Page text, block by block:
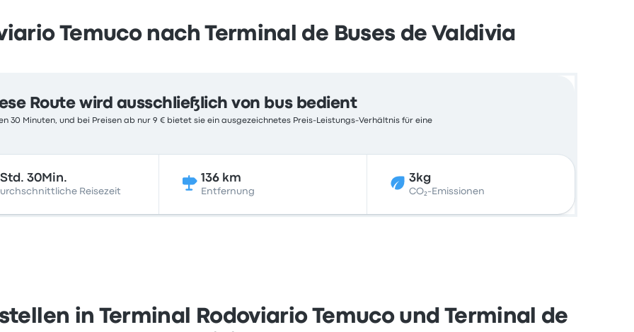
Temuco nach Terminal de Buses de Valdivia
Route wird ausschließlich von bus bedient
30 Minuten, und bei Preisen ab nur 9 € bietet sie ein ausgezeichnetes Preis-Leistungs-Verhältnis für eine
30Min.
Reisezeit
136 km
Entfernung
3kg
CO₂-Emissionen
in Terminal Rodoviario Temuco und Terminal de